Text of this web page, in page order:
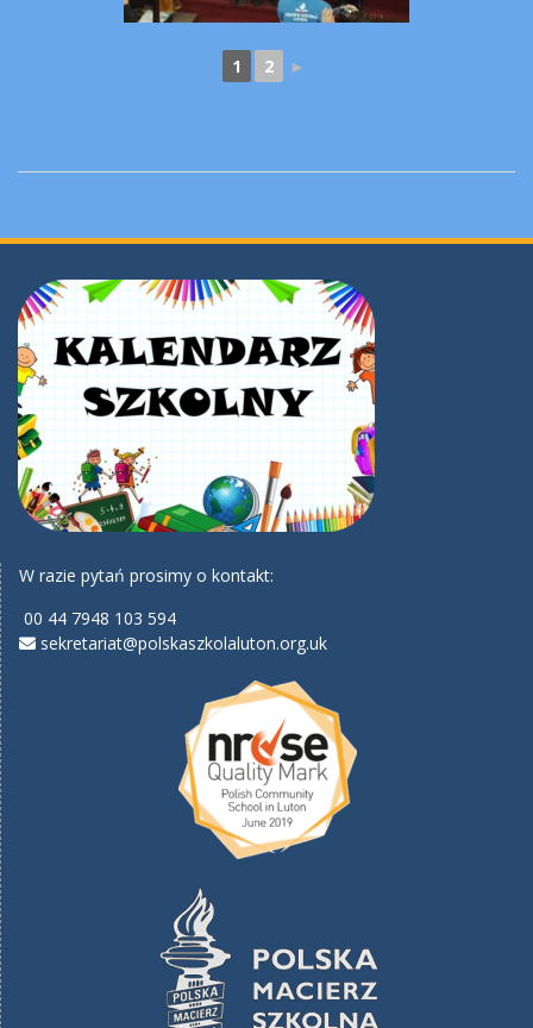
1 2 ►
W razie pytań prosimy o kontakt:
00 44 7948 103 594
sekretariat@polskaszkolaluton.org.uk